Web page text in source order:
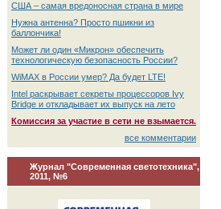
США – самая вредоносная страна в мире
Нужна антенна? Просто пшикни из
баллончика!
Может ли один «Микрон» обеспечить
технологическую безопасность России?
WiMAX в России умер? Да будет LTE!
Intel раскрывает секреты процессоров Ivy
Bridge и откладывает их выпуск на лето
Комиссия за участие в сети не взымается.
все комментарии
Журнал "Современная светотехника",
2011, №6